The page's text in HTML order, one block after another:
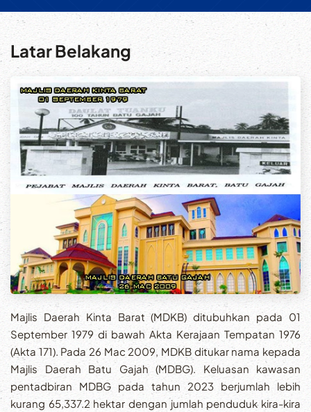
Latar Belakang
Majlis Daerah Kinta Barat (MDKB) ditubuhkan pada 01
September 1979 di bawah Akta Kerajaan Tempatan 1976
(Akta 171). Pada 26 Mac 2009, MDKB ditukar nama kepada
Majlis Daerah Batu Gajah (MDBG). Keluasan kawasan
pentadbiran MDBG pada tahun 2023 berjumlah lebih
kurang 65,337.2 hektar dengan jumlah penduduk kira-kira